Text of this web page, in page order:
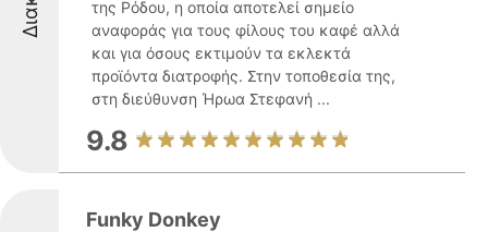
της Ρόδου, η οποία αποτελεί σημείο
αναφοράς για τους φίλους του καφέ αλλά
και για όσους εκτιμούν τα εκλεκτά
προϊόντα διατροφής. Στην τοποθεσία της,
στη διεύθυνση Ήρωα Στεφανή ...
9.8
Funky Donkey